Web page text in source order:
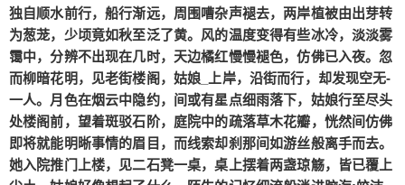
独自顺水前行，船行渐远，周围嘈杂声褪去，两岸植被由出芽转
为葱茏，少顷竟如秋至泛了黄。风的温度变得有些冰冷，淡淡雾
霭中，分辨不出现在几时，天边橘红慢慢褪色，仿佛已入夜。忽
而柳暗花明，见老街楼阁，姑娘_上岸，沿街而行，却发现空无-
一人。月色在烟云中隐约，间或有星点细雨落下，姑娘行至尽头
处楼阁前，望着斑驳石阶，庭院中的疏落草木花瓣，恍然间仿佛
即将就能明晰事情的眉目，而线索却刹那间如游丝般离手而去。
她入院推门上楼，见二石凳一桌，桌上摆着两盏琼觞，皆已覆上
古风入坑曲《霜雪千年》
春日的梨花香渗入了红帘深帐，吸引了闺房中的那
个姑娘走上街头游玩赏景，闻黄鹂鸣叫，感细风流
淌。而后她踏上一叶扁舟，独自顺水前行，船行渐
远，周围嘈杂声褪去，两岸植被由出芽转为葱茏，
少顷竟如秋至泛了黄。风的温度变得有些冰冷，淡